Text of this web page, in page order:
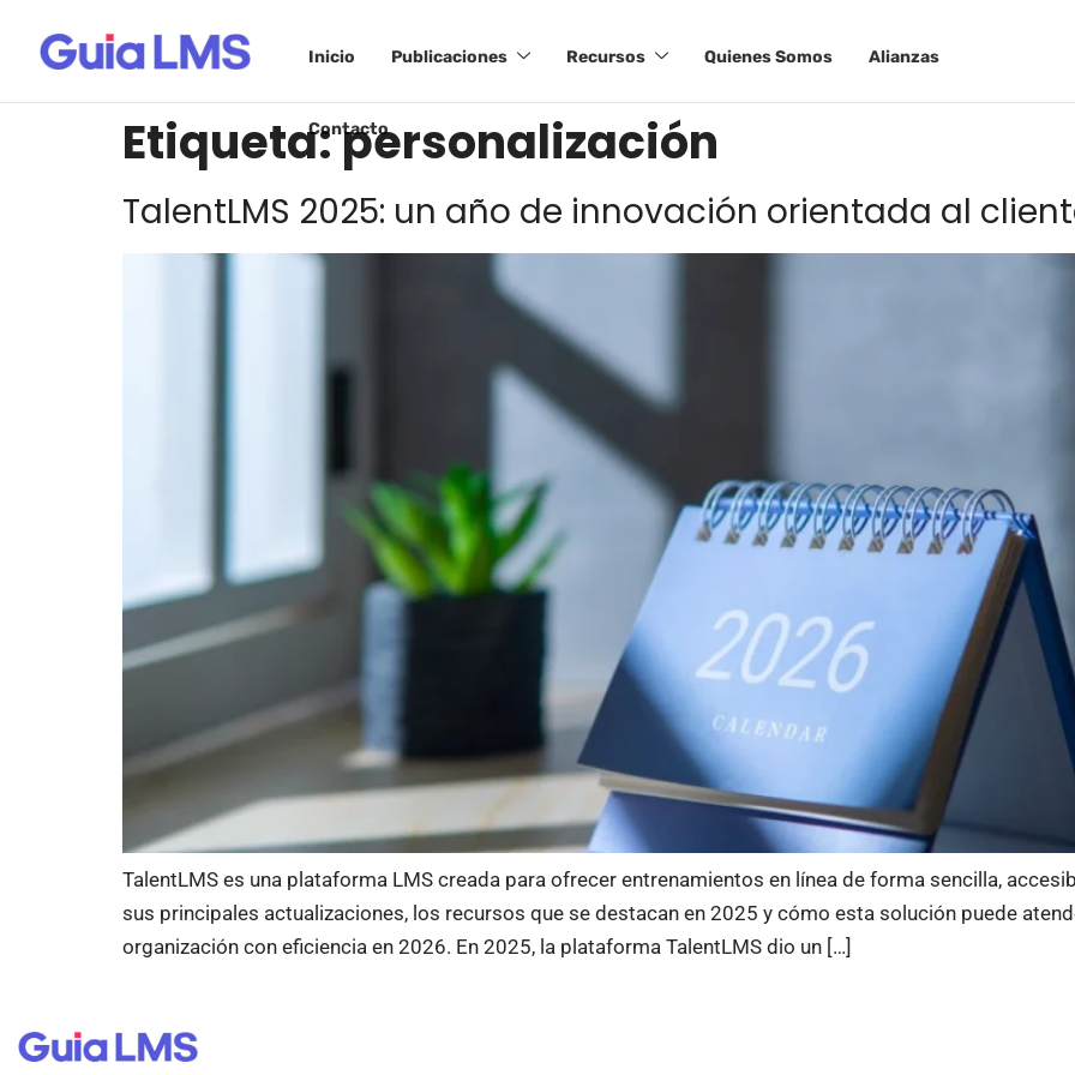
Inicio Publicaciones Recursos Quienes Somos Alianzas
Contacto
Etiqueta:personalización
TalentLMS 2025: un año de innovación orientada al
TalentLMS es una plataforma LMS creada para ofrecer entrenamientos en línea de forma sencilla,
sus principales actualizaciones, los recursos que se destacan en 2025 y cómo esta solución puede
organización con eficiencia en 2026. En 2025, la plataforma TalentLMS dio un […]